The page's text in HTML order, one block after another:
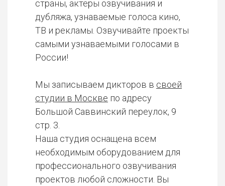
страны, актеры озвучивания и
дубляжа, узнаваемые голоса кино,
ТВ и рекламы. Озвучивайте проекты
самыми узнаваемыми голосами в
России!
Мы записываем дикторов в своей
студии в Москве по адресу
Большой Саввинский переулок, 9
стр. 3.
Наша студия оснащена всем
необходимым оборудованием для
профессионального озвучивания
проектов любой сложности. Вы